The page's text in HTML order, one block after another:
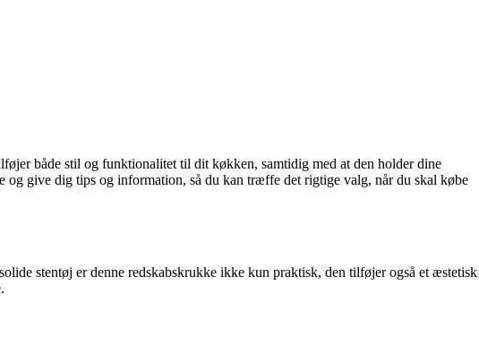
både stil og funktionalitet til dit køkken, samtidig med at den holder dine
og give dig tips og information, så du kan træffe det rigtige valg, når du skal købe
stentøj er denne redskabskrukke ikke kun praktisk, den tilføjer også et æstetisk